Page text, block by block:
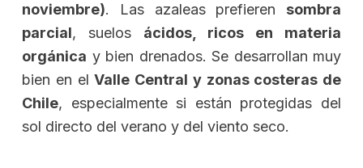
noviembre). Las azaleas prefieren sombra
parcial, suelos ácidos, ricos en materia
orgánica y bien drenados. Se desarrollan muy
bien en elValle Central y zonas costeras de
Chile, especialmente si están protegidas del
sol directo del verano y del viento seco.